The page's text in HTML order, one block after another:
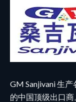
GM Sanjivani 生
的中国顶级出口